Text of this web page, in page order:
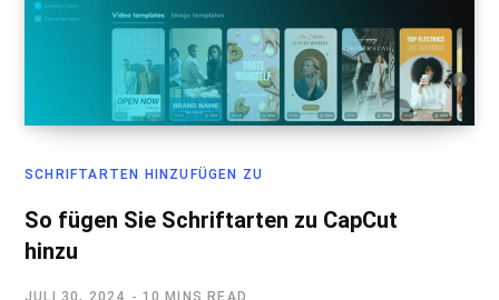
SCHRIFTARTEN HINZUFÜGEN ZU
So fügen Sie Schriftarten zu CapCut
hinzu